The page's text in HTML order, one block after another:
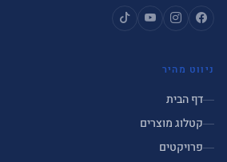
ניווט מהיר
דף הבית
קטלוג מוצרים
פרויקטים